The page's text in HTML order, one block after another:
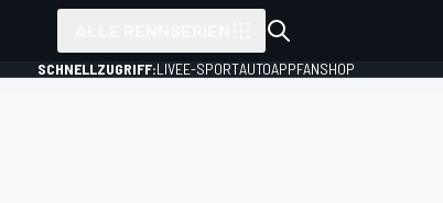
SCHNELLZUGRIFF:LIVEE-SPORTAUTOAPPFANSHOP